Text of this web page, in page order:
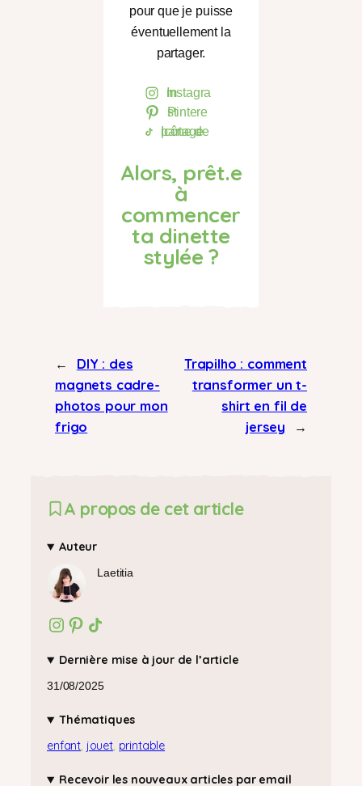
pour que je puisse
éventuellement la
partager.
Instagram
Pinterest
Icône de partage
Alors, prêt.e
à
commencer
ta dinette
stylée ?
←
DIY : des
magnets cadre-
photos pour mon
frigo
Trapilho : comment
transformer un t-
shirt en fil de
jersey
→
A propos de cet article
Auteur
Laetitia
Instagram Pinterest Icône de partage
Dernière mise à jour de l’article
31/08/2025
Thématiques
enfant, jouet, printable
Recevoir les nouveaux articles par email